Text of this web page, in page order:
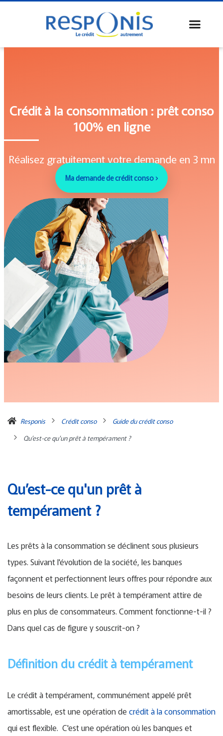
Crédit à la consommation : prêt conso
100% en ligne
Réalisez gratuitement votre demande en 3 mn
Ma demande de crédit conso ›
Responis Crédit conso
Guide du crédit conso
Qu’est-ce qu'un prêt à tempérament ?
Qu’est-ce qu'un prêt à
tempérament ?
Les prêts à la consommation se déclinent sous plusieurs
types. Suivant l'évolution de la société, les banques
façonnent et perfectionnent leurs offres pour répondre aux
besoins de leurs clients. Le prêt à tempérament attire de
plus en plus de consommateurs. Comment fonctionne-t-il ?
Dans quel cas de figure y souscrit-on ?
Définition du crédit à tempérament
Le crédit à tempérament, communément appelé prêt
amortissable, est une opération de crédit à la consommation
qui est flexible. C'est une opération où les banques et